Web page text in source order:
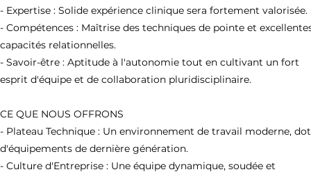
- Expertise : Solide expérience clinique sera fortement valorisée.
- Compétences : Maîtrise des techniques de pointe et
capacités relationnelles.
- Savoir-être : Aptitude à l'autonomie tout en cultivant un fort
esprit d'équipe et de collaboration pluridisciplinaire.
CE QUE NOUS OFFRONS
- Plateau Technique : Un environnement de travail moderne,
d'équipements de dernière génération.
- Culture d'Entreprise : Une équipe dynamique, soudée et